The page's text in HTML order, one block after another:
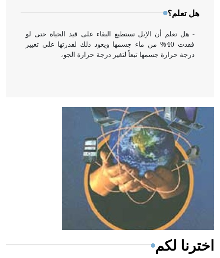
هل تعلم؟
- هل تعلم أن الإبل تستطيع البقاء على قيد الحياة حتى لو
فقدت 40% من ماء جسمها ويعود ذلك لقدرتها على تغيير
درجة حرارة جسمها تبعاً لتغير درجة حرارة الجو،
- هل تعلم أن أبقراط كتب في الطب أربعة مؤلفات هي:
الحكم، الأدلة، تنظيم التغذية، ورسالته في جروح الرأس.
ويعود له الفضل بأنه حرر الطب من الدين والفلسفة.
- هل تعلم أن المرجان إفراز حيواني يتكون في البحر ويتركب
من مادة كربونات الكلسيوم، وهو أحمر أو شديد الحمرة وهو
أجود أنواعه، ويمتاز بكبر الحجم ويسمى الش
اخترنا لكم